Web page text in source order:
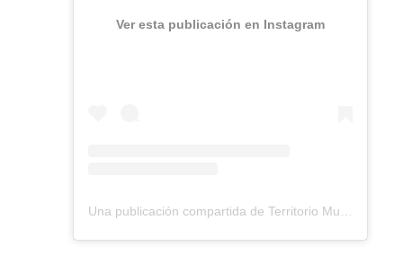
Ver esta publicación en Instagram